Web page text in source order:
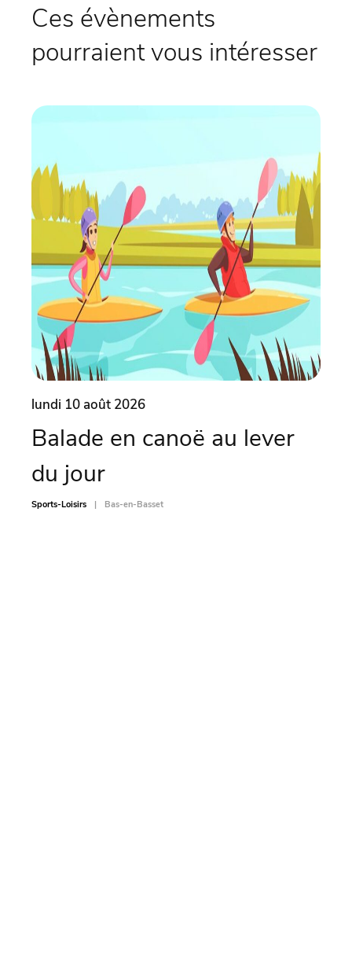
Ces évènements
pourraient vous intéresser
lundi 10 août 2026
Balade en canoë au lever
du jour
Sports-Loisirs Bas-en-Basset